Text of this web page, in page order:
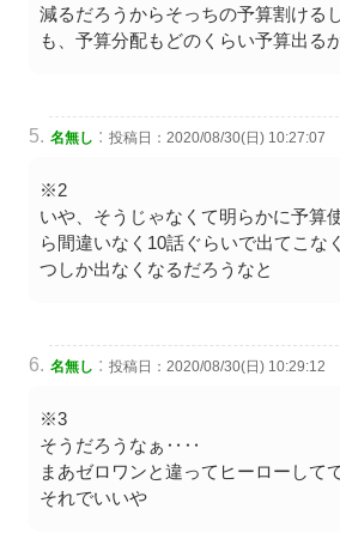
減るだろうからそっちの予算割ける
も、予算分配もどのくらい予算出る
名無し : 投稿日：2020/08/30(日) 10:27:07
※2
いや、そうじゃなくて明らかに予算
ら間違いなく10話ぐらいで出てこな
つしか出なくなるだろうなと
名無し : 投稿日：2020/08/30(日) 10:29:12
※3
そうだろうなぁ‥‥
まあゼロワンと違ってヒーローして
それでいいや